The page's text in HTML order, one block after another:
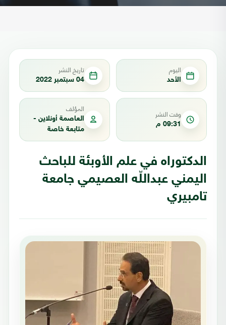
اليوم
الأحد
تاريخ النشر
04 سبتمبر 2022
وقت النشر
09:31 م
المؤلف
العاصمة أونلاين -
متابعة خاصة
الدكتوراه في علم الأوبئة للباحث
اليمني عبداللّه العصيمي جامعة
تامبيري